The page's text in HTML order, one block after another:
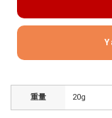
重量 20g